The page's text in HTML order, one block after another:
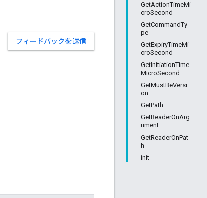
GetActionTimeMi
croSecond
GetCommandTy
pe
GetExpiryTimeMi
croSecond
GetInitiationTime
MicroSecond
GetMustBeVersi
on
GetPath
GetReaderOnArg
ument
GetReaderOnPat
h
init
フィードバックを送信